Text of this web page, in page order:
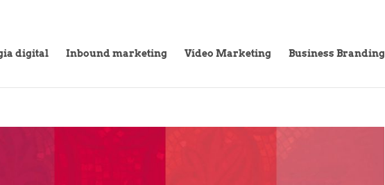
digital Inbound marketing Vídeo Marketing Business Branding